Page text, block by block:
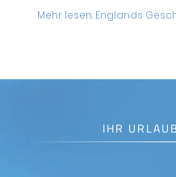
Mehr lesen: Englands
IHR